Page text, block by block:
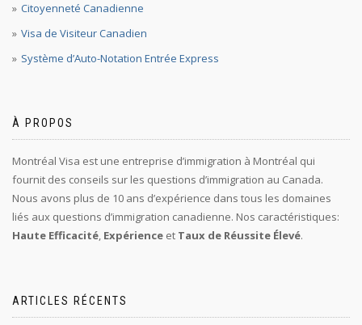
Citoyenneté Canadienne
Visa de Visiteur Canadien
Système d’Auto-Notation Entrée Express
À PROPOS
Montréal Visa est une entreprise d’immigration à Montréal qui
fournit des conseils sur les questions d’immigration au Canada.
Nous avons plus de 10 ans d’expérience dans tous les domaines
liés aux questions d’immigration canadienne. Nos caractéristiques:
Haute Efficacité, Expérience et Taux de Réussite Élevé.
ARTICLES RÉCENTS